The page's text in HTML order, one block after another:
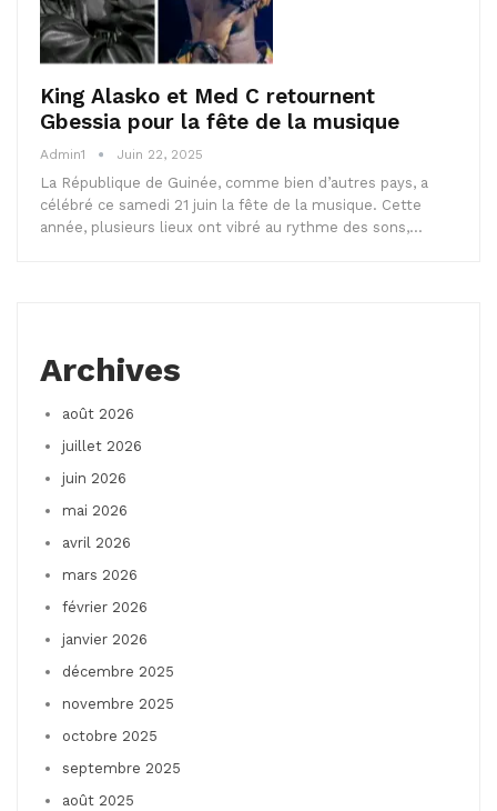
King Alasko et Med C retournent
Gbessia pour la fête de la musique
Admin1 Juin 22, 2025
La République de Guinée, comme bien d’autres pays, a
célébré ce samedi 21 juin la fête de la musique. Cette
année, plusieurs lieux ont vibré au rythme des sons,…
Archives
août 2026
juillet 2026
juin 2026
mai 2026
avril 2026
mars 2026
février 2026
janvier 2026
décembre 2025
novembre 2025
octobre 2025
septembre 2025
août 2025